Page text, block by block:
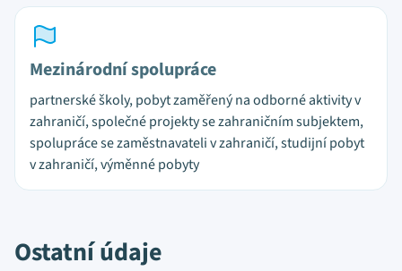
Mezinárodní spolupráce
partnerské školy, pobyt zaměřený na odborné aktivity v
zahraničí, společné projekty se zahraničním subjektem,
spolupráce se zaměstnavateli v zahraničí, studijní pobyt
v zahraničí, výměnné pobyty
Ostatní údaje